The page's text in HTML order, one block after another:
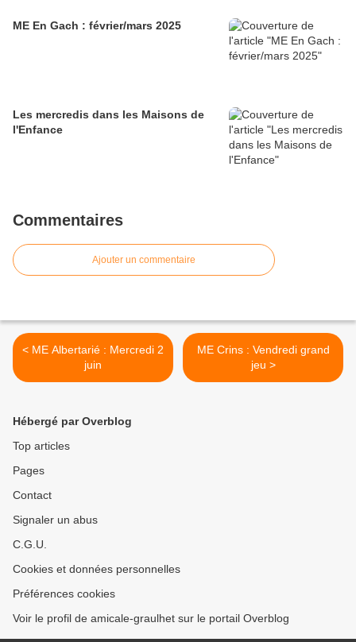
ME En Gach : février/mars 2025
Les mercredis dans les Maisons de
l'Enfance
Commentaires
Ajouter un commentaire
< ME Albertarié : Mercredi 2
juin
ME Crins : Vendredi grand
jeu >
Hébergé par Overblog
Top articles
Pages
Contact
Signaler un abus
C.G.U.
Cookies et données personnelles
Préférences cookies
Voir le profil de amicale-graulhet sur le portail Overblog